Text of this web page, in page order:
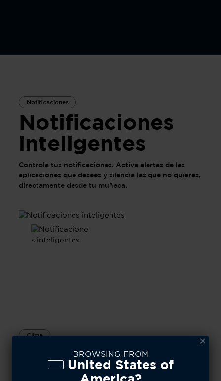
Notificaciones
Notificaciones
inteligentes
Controla tus notificaciones. Activa alertas de las
aplicaciones que desees y silencia las que no quieras,
directamente desde tu muñeca.
Clima
El clima en tu
BROWSING FROM
United States of